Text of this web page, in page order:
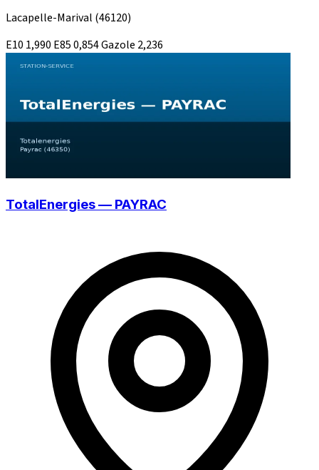
Lacapelle-Marival (46120)
E10 1,990 E850,854Gazole 2,236
TotalEnergies — PAYRAC